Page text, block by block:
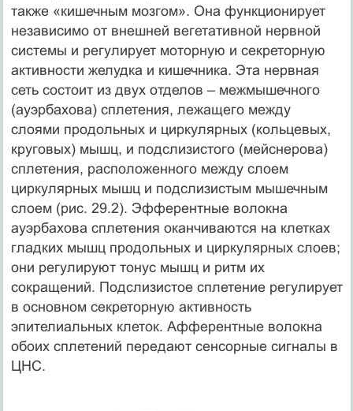
также «кишечным мозгом». Она функционирует
независимо от внешней вегетативной нервной
системы и регулирует моторную и секреторную
активности желудка и кишечника. Эта нервная
сеть состоит из двух отделов – межмышечного
(ауэрбахова) сплетения, лежащего между
слоями продольных и циркулярных (кольцевых,
круговых) мышц, и подслизистого (мейснерова)
сплетения, расположенного между слоем
циркулярных мышц и подслизистым мышечным
слоем (рис. 29.2). Эфферентные волокна
ауэрбахова сплетения оканчиваются на клетках
гладких мышц продольных и циркулярных слоев;
они регулируют тонус мышц и ритм их
сокращений. Подслизистое сплетение регулирует
в основном секреторную активность
эпителиальных клеток. Афферентные волокна
обоих сплетений передают сенсорные сигналы в
ЦНС.